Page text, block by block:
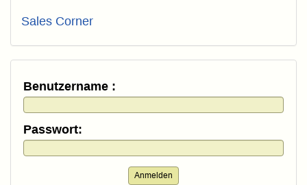
Sales Corner
Benutzername :
Passwort:
Anmelden